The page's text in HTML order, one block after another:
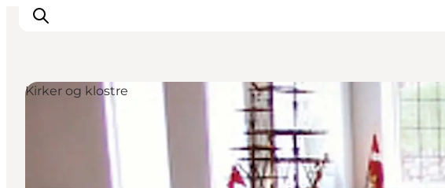
Mat och dryck
Planera din resa
Kirker og klostre